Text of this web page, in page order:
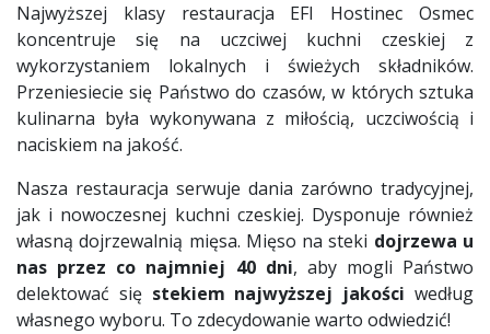
Najwyższej klasy restauracja EFI Hostinec Osmec
koncentruje się na uczciwej kuchni czeskiej z
wykorzystaniem lokalnych i świeżych składników.
Przeniesiecie się Państwo do czasów, w których sztuka
kulinarna była wykonywana z miłością, uczciwością i
naciskiem na jakość.
Nasza restauracja serwuje dania zarówno tradycyjnej,
jak i nowoczesnej kuchni czeskiej. Dysponuje również
własną dojrzewalnią mięsa. Mięso na steki dojrzewa u
nas przez co najmniej 40 dni, aby mogli Państwo
delektować się stekiem najwyższej jakości według
własnego wyboru. To zdecydowanie warto odwiedzić!